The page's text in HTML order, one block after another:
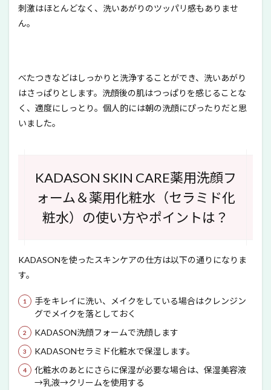
刺激はほとんどなく、洗いあがりのツッパリ感もありませ
ん。
べたつきなどはしっかりと洗浄することができ、洗いあがり
はさっぱりとします。洗顔後の肌はつっぱりを感じることな
く、適度にしっとり。個人的には朝の洗顔にぴったりだと思
いました。
KADASON SKIN CARE薬用洗顔フ
ォーム＆薬用化粧水（セラミド化
粧水）の使い方やポイントは？
KADASONを使ったスキンケアの仕方は以下の通りになりま
す。
手をキレイに洗い、メイクをしている場合はクレンジン
グでメイクを落としておく
KADASON洗顔フォームで洗顔します
KADASONセラミド化粧水で保湿します。
化粧水のあとにさらに保湿が必要な場合は、保湿美容液
→乳液→クリームを使用する